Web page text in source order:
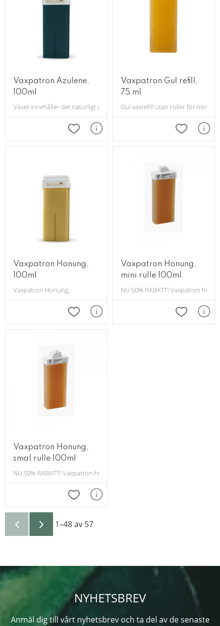
Vaxpatron Azulene,
100ml
Vaxet innehåller det naturligt antiseptiska ämnet Azulene
Lägg till i favoriter
Vaxpatron Gul refill,
75 ml
​Gul vaxrefill utan roller för normal
Lägg till i
Vaxpatron Honung,
100ml
Vaxpatron Honung,
Lägg till i favoriter
Vaxpatron Honung,
mini rulle 100ml
NU 50% RABATT! Vaxpatron
Lägg till i
Vaxpatron Honung,
smal rulle 100ml
NU 50% RABATT! Vaxpatron honung smal rulle .
Lägg till i favoriter
1–48av 57
NYHETSBREV
Anmäl dig till vårt nyhetsbrev och ta del av de senaste